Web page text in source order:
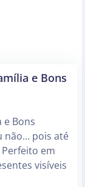
e Bons
e Bons
não… pois até
em
visíveis